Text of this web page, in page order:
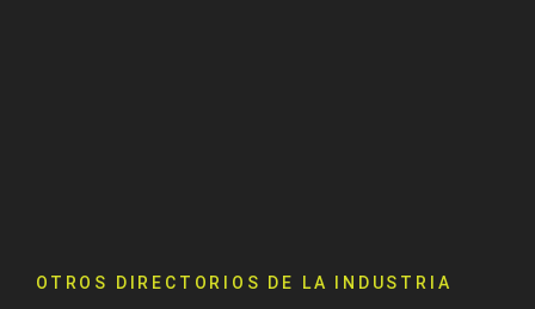
OTROS DIRECTORIOS DE LA INDUSTRIA